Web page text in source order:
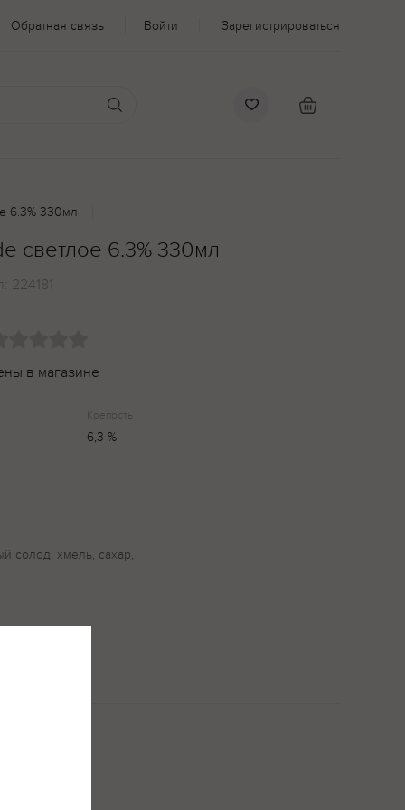
Обратная связь Войти Зарегистрироваться
6.3% 330мл
светлое 6.3% 330мл
224181
в магазине
Крепость
6,3 %
солод, хмель, сахар,